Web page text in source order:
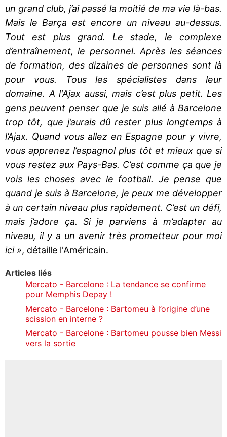
un grand club, j’ai passé la moitié de ma vie là-bas.
Mais le Barça est encore un niveau au-dessus.
Tout est plus grand. Le stade, le complexe
d’entraînement, le personnel. Après les séances
de formation, des dizaines de personnes sont là
pour vous. Tous les spécialistes dans leur
domaine. A l'Ajax aussi, mais c’est plus petit. Les
gens peuvent penser que je suis allé à Barcelone
trop tôt, que j’aurais dû rester plus longtemps à
l’Ajax. Quand vous allez en Espagne pour y vivre,
vous apprenez l’espagnol plus tôt et mieux que si
vous restez aux Pays-Bas. C’est comme ça que je
vois les choses avec le football. Je pense que
quand je suis à Barcelone, je peux me développer
à un certain niveau plus rapidement. C’est un défi,
mais j’adore ça. Si je parviens à m’adapter au
niveau, il y a un avenir très prometteur pour moi
ici », détaille l'Américain.
Articles liés
Mercato - Barcelone : La tendance se confirme
pour Memphis Depay !
Mercato - Barcelone : Bartomeu à l’origine d’une
scission en interne ?
Mercato - Barcelone : Bartomeu pousse bien Messi
vers la sortie